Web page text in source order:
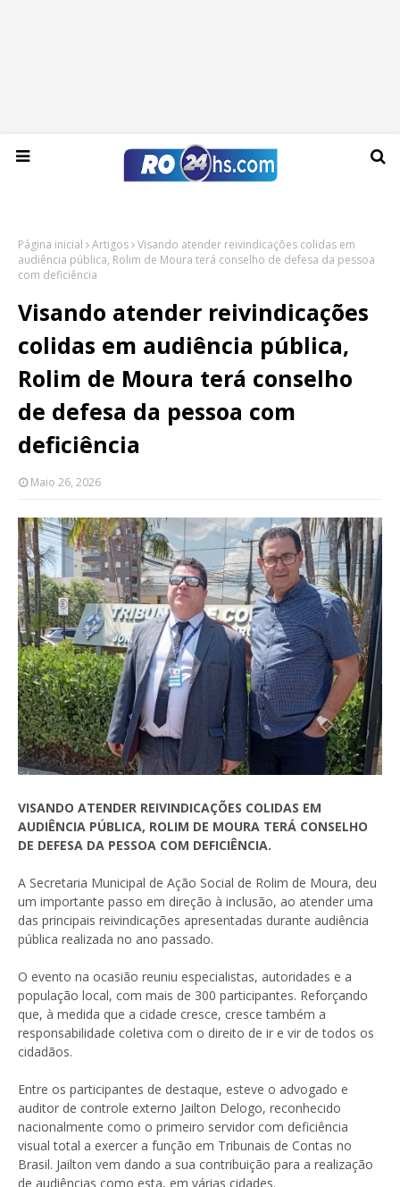
Sexta-feira, 07 de agosto de 2026
Página inicial Artigos Visando atender reivindicações colidas em
audiência pública, Rolim de Moura terá conselho de defesa da pessoa
com deficiência
Visando atender reivindicações
colidas em audiência pública,
Rolim de Moura terá conselho
de defesa da pessoa com
deficiência
Maio 26, 2026
VISANDO ATENDER REIVINDICAÇÕES COLIDAS EM
AUDIÊNCIA PÚBLICA, ROLIM DE MOURA TERÁ CONSELHO
DE DEFESA DA PESSOA COM DEFICIÊNCIA.
A Secretaria Municipal de Ação Social de Rolim de Moura, deu
um importante passo em direção à inclusão, ao atender uma
das principais reivindicações apresentadas durante audiência
pública realizada no ano passado.
O evento na ocasião reuniu especialistas, autoridades e a
população local, com mais de 300 participantes. Reforçando
que, à medida que a cidade cresce, cresce também a
responsabilidade coletiva com o direito de ir e vir de todos os
cidadãos.
Entre os participantes de destaque, esteve o advogado e
auditor de controle externo Jailton Delogo, reconhecido
nacionalmente como o primeiro servidor com deficiência
visual total a exercer a função em Tribunais de Contas no
Brasil. Jailton vem dando a sua contribuição para a realização
de audiências como esta, em várias cidades.